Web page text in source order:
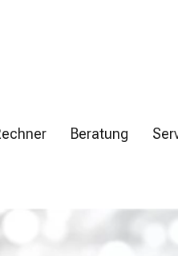
Beratung